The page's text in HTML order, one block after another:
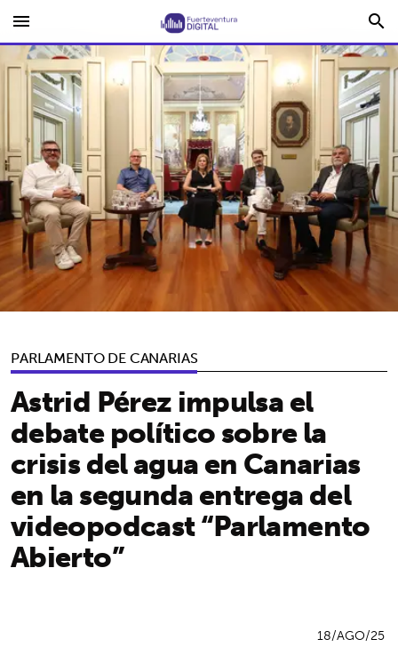
menu search
PARLAMENTO DE CANARIAS
Astrid Pérez impulsa el
debate político sobre la
crisis del agua en Canarias
en la segunda entrega del
videopodcast “Parlamento
Abierto”
18/AGO/25